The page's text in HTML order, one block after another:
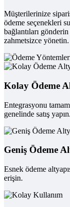
Müşterilerinize
ödeme seçenekleri
bağlantıları
zahmetsizce yönetin.
Kolay Ödeme
Entegrasyonu
genelinde satış yapın.
Geniş Ödeme
Esnek ödeme
erişin.